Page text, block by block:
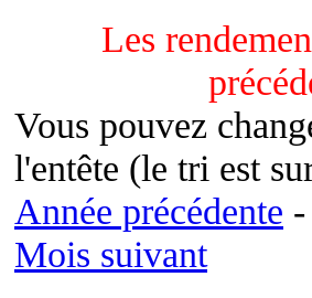
Les
Vous pouvez
l'entête (le tri est
Année précédente -
Mois suivant